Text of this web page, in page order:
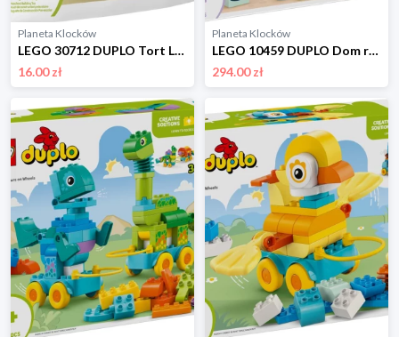
Planeta Klocków
LEGO 30712 DUPLO Tort Lego
16.00 zł
Planeta Klocków
LEGO 10459 DUPLO Dom rodzinny Blue z grą pamięciową Lego
294.00 zł